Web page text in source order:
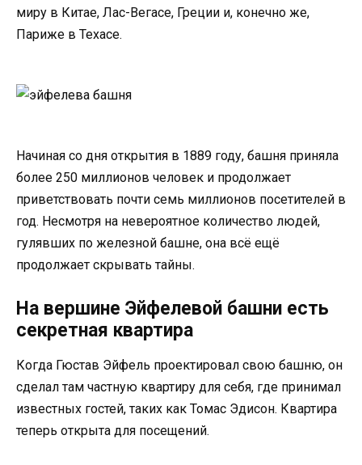
миру в Китае, Лас-Вегасе, Греции и, конечно же,
Париже в Техасе.
Начиная со дня открытия в 1889 году, башня приняла
более 250 миллионов человек и продолжает
приветствовать почти семь миллионов посетителей в
год. Несмотря на невероятное количество людей,
гулявших по железной башне, она всё ещё
продолжает скрывать тайны.
На вершине Эйфелевой башни есть
секретная квартира
Когда Гюстав Эйфель проектировал свою башню, он
сделал там частную квартиру для себя, где принимал
известных гостей, таких как Томас Эдисон. Квартира
теперь открыта для посещений.